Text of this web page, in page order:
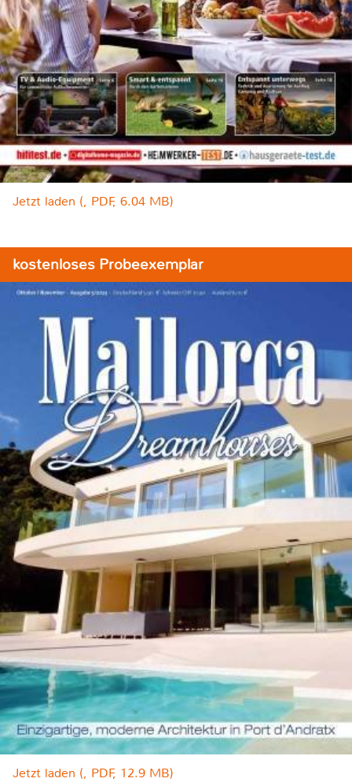
Jetzt laden (, PDF, 6.04 MB)
kostenloses Probeexemplar
Jetzt laden (, PDF, 12.9 MB)